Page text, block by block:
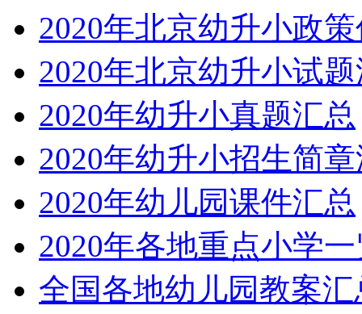
2020年北京幼升小政
2020年北京幼升小试
2020年幼升小真题汇总
2020年幼升小招生简
2020年幼儿园课件汇总
2020年各地重点小学
全国各地幼儿园教案汇